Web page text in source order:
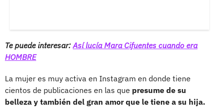
Te puede interesar: Así lucía Mara Cifuentes cuando era
HOMBRE
La mujer es muy activa en Instagram en donde tiene
cientos de publicaciones en las que presume de su
belleza y también del gran amor que le tiene a su hija.